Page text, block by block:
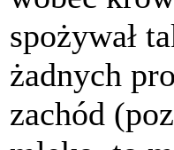
spożywał
żadnych
zachód